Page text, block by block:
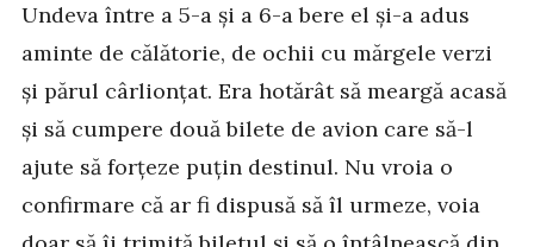
Undeva între a 5-a și a 6-a bere el și-a adus
aminte de călătorie, de ochii cu mărgele verzi
și părul cârlionțat. Era hotărât să meargă acasă
și să cumpere două bilete de avion care să-l
ajute să forțeze puțin destinul. Nu vroia o
confirmare că ar fi dispusă să îl urmeze, voia